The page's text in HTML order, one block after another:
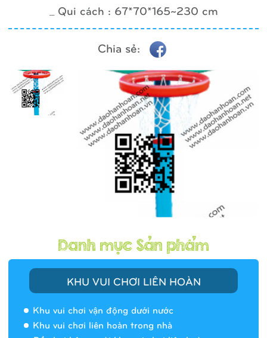
KHU VUI CHƠI LIÊN HOÀN
Khu vui chơi vận động dưới nước
Khu vui chơi liên hoàn trong nhà
_ Qui cách : 67*70*165~230 cm
Chia sẻ: